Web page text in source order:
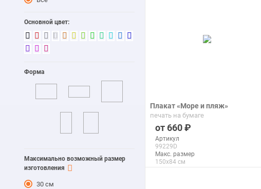
Основной цвет:
Форма
Максимально возможный размер
изготовления
30 см
Плакат «Море и пляж»
печать на бумаге
660
Артикул
99229D
Макс. размер
150x84 см